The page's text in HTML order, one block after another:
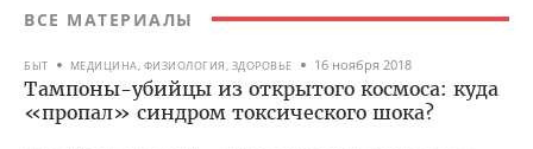
ВСЕ МАТЕРИАЛЫ
БЫТ МЕДИЦИНА, ФИЗИОЛОГИЯ, ЗДОРОВЬЕ 16 ноября 2018
Тампоны-убийцы из открытого космоса: куда
«пропал» синдром токсического шока?